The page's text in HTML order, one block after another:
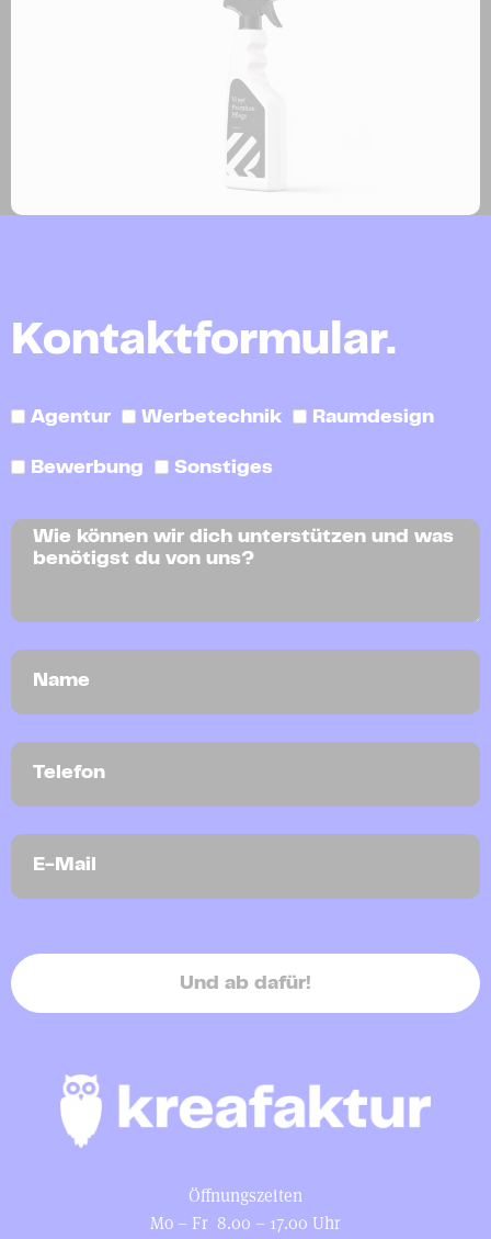
Kontaktformular.
Agentur Werbetechnik Raumdesign
Bewerbung Sonstiges
Und ab dafür!
Öffnungszeiten
Mo – Fr 8.00 – 17.00 Uhr